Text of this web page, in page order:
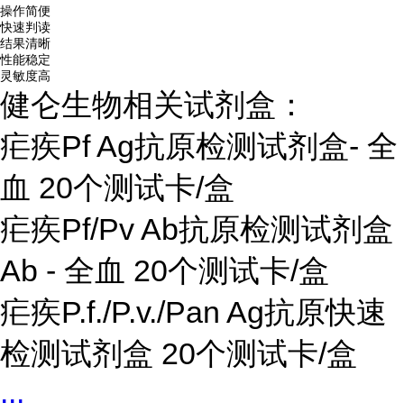
操作简便
快速判读
结果清晰
性能稳定
灵敏度高
健仑生物相关试剂盒：
疟疾Pf Ag抗原检测试剂盒- 全
血 20个测试卡/盒
疟疾Pf/Pv Ab抗原检测试剂盒
Ab - 全血 20个测试卡/盒
疟疾P.f./P.v./Pan Ag抗原快速
检测试剂盒 20个测试卡/盒
...